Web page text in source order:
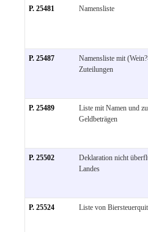
P. 25481 Namensliste
P. 25487
Namensliste mit
Zuteilungen
P. 25489
Liste mit Namen und
Geldbeträgen
P. 25502
Deklaration nicht
Landes
P. 25524 Liste von